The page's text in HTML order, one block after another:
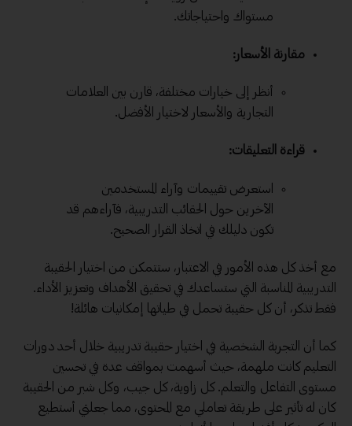
مستواك واحتياجاتك.
مقارنة الأسعار:
أنظر إلى خيارات مختلفة، قارن بين العلامات
التجارية والأسعار لاختيار الأفضل.
قراءة التعليقات:
استعرض تقييمات وآراء المستخدمين
الآخرين حول الحقائب التدريبية، فآراءهم قد
تكون دليلك في اتخاذ القرار الصحيح.
مع أخذ كل هذه الأمور في الاعتبار، ستتمكن من اختيار الحقيبة
التدريبية المناسبة التي ستساعدك في تحقيق الأهداف وتعزيز الأداء.
فقط تذكر، أن كل حقيبة تحمل في طياتها إمكانيات هائلة!
كما أن التجربة الشخصية في اختيار حقيبة تدريبية خلال أحد دورات
التعليم كانت ملهمة، حيث أسهمت بمواقف عدة في تحسين
مستوى التفاعل والتعلم. كل زاوية، كل جيب، وكل شبر من الحقيبة
كان له تأثير على طريقة تعاملي مع المحتوى، مما جعلني أستطيع